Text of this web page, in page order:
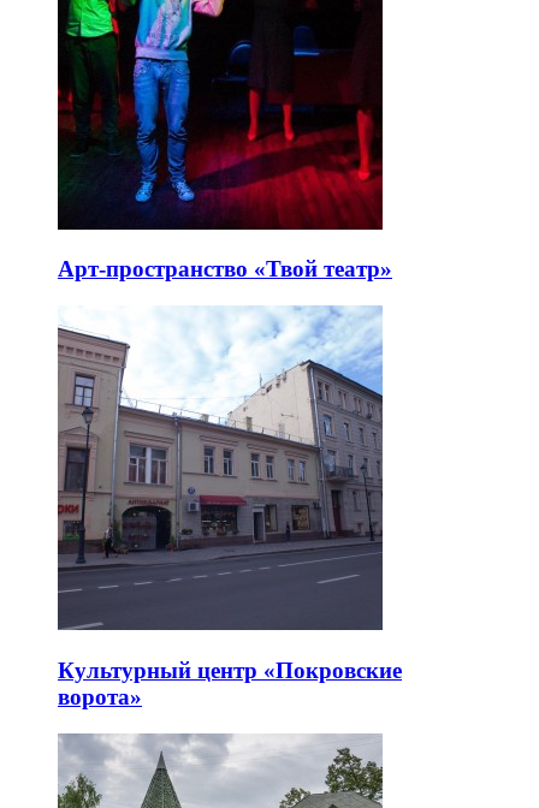
Арт-пространство «Твой театр»
Культурный центр «Покровские
ворота»